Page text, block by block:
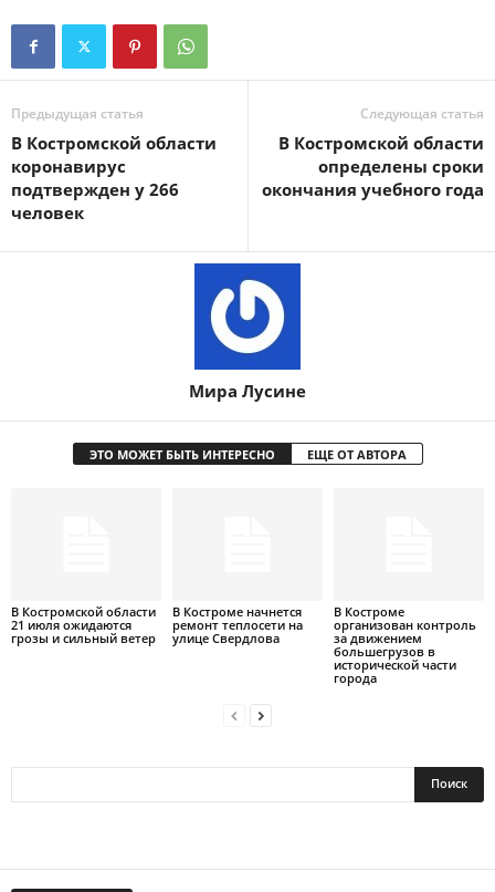
Предыдущая статья
В Костромской области
коронавирус
подтвержден у 266
человек
Следующая статья
В Костромской области
определены сроки
окончания учебного года
Мира Лусине
ЭТО МОЖЕТ БЫТЬ ИНТЕРЕСНО ЕЩЕ ОТ АВТОРА
В Костромской области
21 июля ожидаются
грозы и сильный ветер
В Костроме начнется
ремонт теплосети на
улице Свердлова
В Костроме
организован контроль
за движением
большегрузов в
исторической части
города